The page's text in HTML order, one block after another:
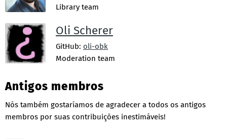
Library team
Oli Scherer
GitHub: oli-obk
Moderation team
Antigos membros
Nós também gostaríamos de agradecer a todos os antigos
membros por suas contribuições inestimáveis!